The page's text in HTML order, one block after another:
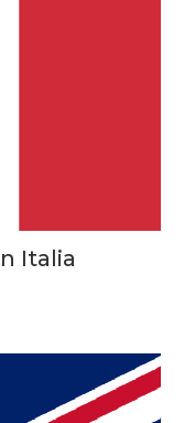
Italia